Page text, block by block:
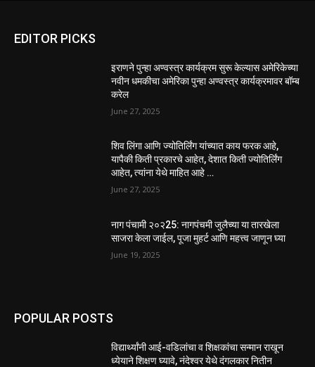
EDITOR PICKS
इराणने पुन्हा अण्वस्त्र कार्यक्रम सुरू केल्यास अमेरिकेच्या
नवीन धमकीचा अमेरिका पुन्हा अण्वस्त्र कार्यक्रमावर बॉम्ब
करेल
June 27, 2025
शिव लिंगा आणि ज्योतिर्लिंग यांच्यात काय फरक आहे,
यापैकी किती प्रकारचे आहेत, देशात किती ज्योतिर्लिंग
आहेत, त्यांना येथे माहित आहे …
June 27, 2025
नाग पंचामी २०२25: नागपंचमी जुलैच्या या तारखेला
साजरा केला जाईल, पूजा मुहर्ट आणि महत्त्व जाणून घ्या
June 19, 2025
POPULAR POSTS
विद्यार्थ्यांनी आई-वडिलांचा व शिक्षकांचा सन्मान राखून
ध्येयाने शिक्षण घ्यावे, नंदेश्वर येथे दंगलकार नितीन